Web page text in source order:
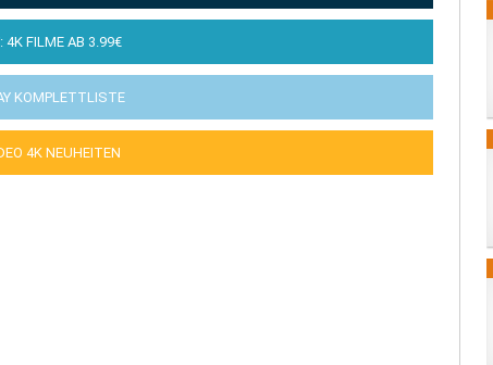
4K FILME AB 3.99€
KOMPLETTLISTE
4K NEUHEITEN